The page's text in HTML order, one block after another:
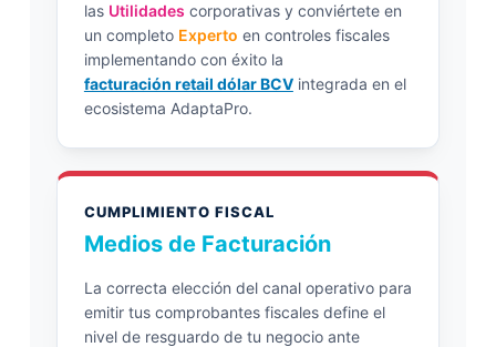
las Utilidades corporativas y conviértete en
un completo Experto en controles fiscales
implementando con éxito la
facturación retail dólar BCVintegrada en el
ecosistema AdaptaPro.
CUMPLIMIENTO FISCAL
Medios de Facturación
La correcta elección del canal operativo para
emitir tus comprobantes fiscales define el
nivel de resguardo de tu negocio ante